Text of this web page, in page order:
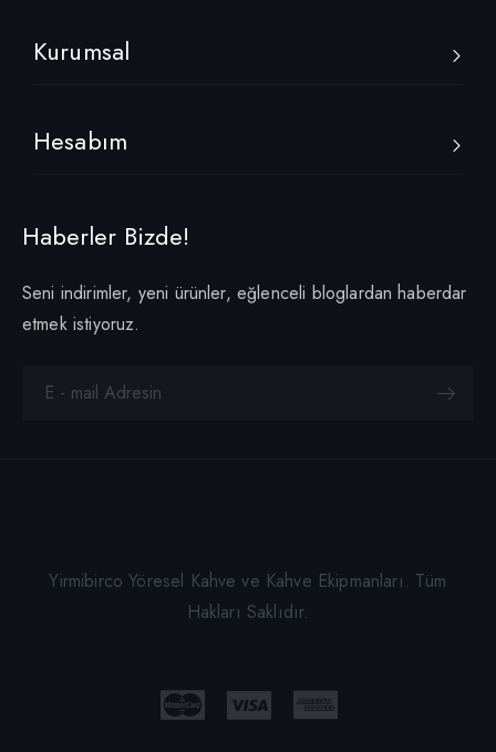
Kurumsal
Hesabım
Haberler Bizde!
Seni indirimler, yeni ürünler, eğlenceli bloglardan haberdar
etmek istiyoruz.
Yirmibirco Yöresel Kahve ve Kahve Ekipmanları. Tüm
Hakları Saklıdır.